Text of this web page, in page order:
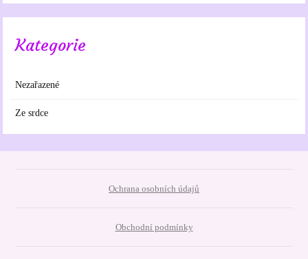
Kategorie
Nezařazené
Ze srdce
Ochrana osobních údajů
Obchodní podmínky